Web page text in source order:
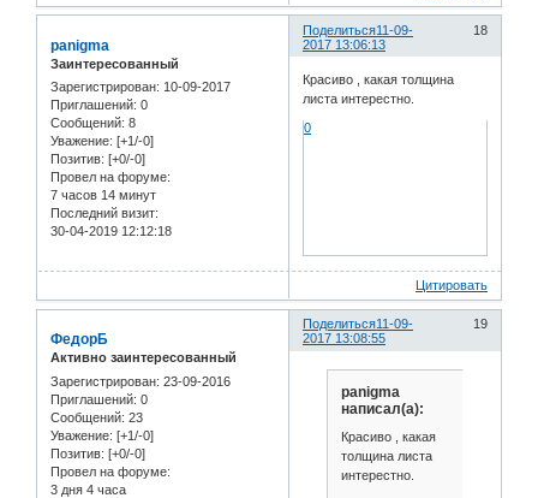
Поделиться 18
11-09-
2017 13:06:13
panigma
Заинтересованный
Зарегистрирован: 10-09-2017
Приглашений: 0
Сообщений: 8
Уважение: [+1/-0]
Позитив: [+0/-0]
Провел на форуме:
7 часов 14 минут
Последний визит:
30-04-2019 12:12:18
Красиво , какая толщина
листа интерестно.
0
Цитировать
Поделиться 19
11-09-
2017 13:08:55
ФедорБ
Активно заинтересованный
Зарегистрирован: 23-09-2016
Приглашений: 0
Сообщений: 23
Уважение: [+1/-0]
Позитив: [+0/-0]
Провел на форуме:
3 дня 4 часа
panigma
написал(а):
Красиво , какая
толщина листа
интерестно.